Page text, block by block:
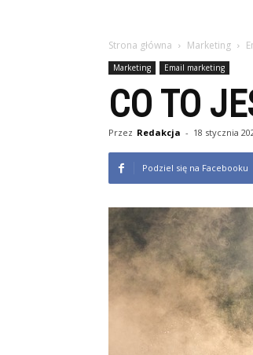
Strona główna Marketing
Marketing Email marketing
CO TO
Przez Redakcja - 18 stycznia
Podziel się na Facebooku